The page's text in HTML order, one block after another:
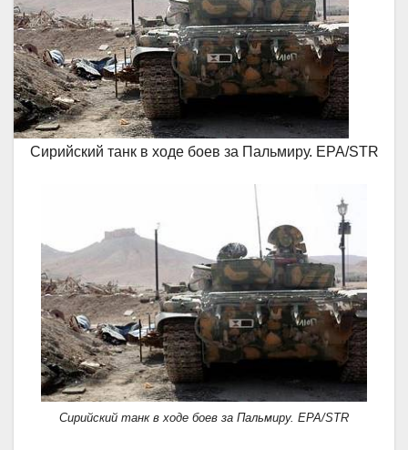
Сирийский танк в ходе боев за Пальмиру. EPA/STR
Сирийский танк в ходе боев за Пальмиру. EPA/STR